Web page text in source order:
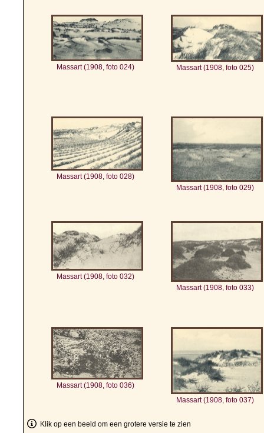
Massart (1908, foto 024) Massart (1908, foto 025)
Massart (1908, foto 028)
Massart (1908, foto 029)
Massart (1908, foto 032)
Massart (1908, foto 033)
Massart (1908, foto 036)
Massart (1908, foto 037)
Klik op een beeld om een grotere versie te zien